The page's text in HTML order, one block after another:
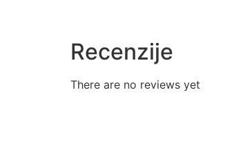
Recenzije
There are no reviews yet